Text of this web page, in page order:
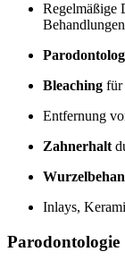
Regelmäßige
Behandlungen
Bleaching für
Entfernung
Zahnerhalt
Inlays,
Parodontologie